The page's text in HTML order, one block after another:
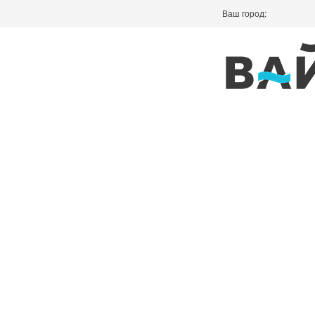
Ваш город: